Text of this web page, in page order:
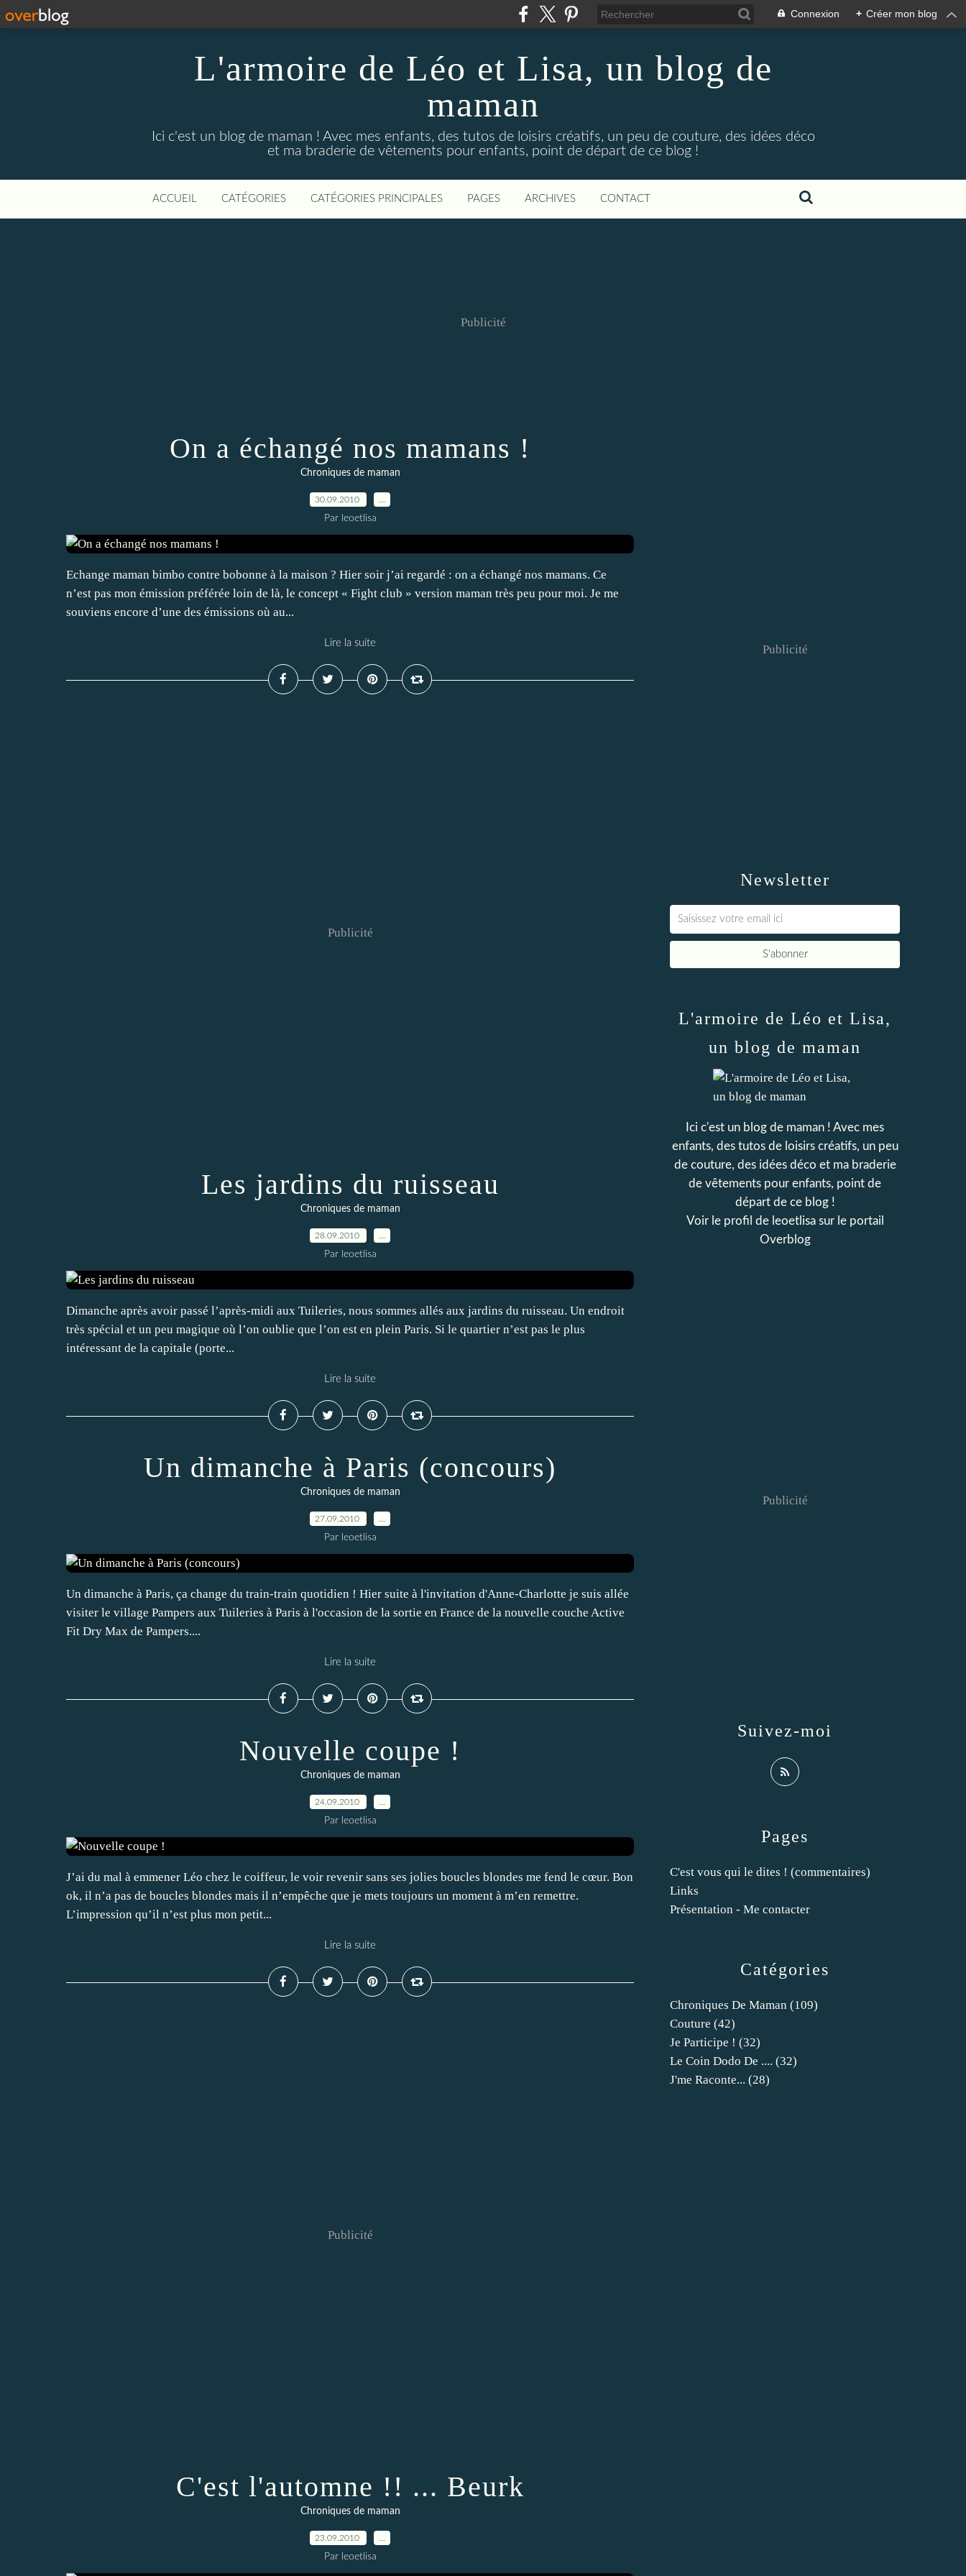
Connexion + Créer mon blog
L'armoire de Léo et Lisa, un blog de
maman
Ici c'est un blog de maman ! Avec mes enfants, des tutos de loisirs créatifs, un peu de couture, des idées déco
et ma braderie de vêtements pour enfants, point de départ de ce blog !
ACCUEIL CATÉGORIES CATÉGORIES PRINCIPALES PAGES ARCHIVES CONTACT
Publicité
On a échangé nos mamans !
Chroniques de maman
30.09.2010
Par leoetlisa
Echange maman bimbo contre bobonne à la maison ? Hier soir j’ai regardé : on a échangé nos mamans. Ce
n’est pas mon émission préférée loin de là, le concept « Fight club » version maman très peu pour moi. Je me
souviens encore d’une des émissions où au...
Lire la suite
Publicité
Les jardins du ruisseau
Chroniques de maman
28.09.2010
Par leoetlisa
Dimanche après avoir passé l’après-midi aux Tuileries, nous sommes allés aux jardins du ruisseau. Un endroit
très spécial et un peu magique où l’on oublie que l’on est en plein Paris. Si le quartier n’est pas le plus
intéressant de la capitale (porte...
Lire la suite
Un dimanche à Paris (concours)
Chroniques de maman
27.09.2010
Par leoetlisa
Un dimanche à Paris, ça change du train-train quotidien ! Hier suite à l'invitation d'Anne-Charlotte je suis allée
visiter le village Pampers aux Tuileries à Paris à l'occasion de la sortie en France de la nouvelle couche Active
Fit Dry Max de Pampers....
Lire la suite
Nouvelle coupe !
Chroniques de maman
24.09.2010
Par leoetlisa
J’ai du mal à emmener Léo chez le coiffeur, le voir revenir sans ses jolies boucles blondes me fend le cœur. Bon
ok, il n’a pas de boucles blondes mais il n’empêche que je mets toujours un moment à m’en remettre.
L’impression qu’il n’est plus mon petit...
Lire la suite
Publicité
C'est l'automne !! ... Beurk
Chroniques de maman
23.09.2010
Par leoetlisa
Newsletter
Publicité
Catégories
Chroniques De Maman (109)
Couture (42)
Je Participe ! (32)
Le Coin Dodo De .... (32)
J'me Raconte... (28)
Pages
C'est vous qui le dites ! (commentaires)
Links
Présentation - Me contacter
L'armoire de Léo et Lisa,
un blog de maman
Ici c'est un blog de maman ! Avec mes
enfants, des tutos de loisirs créatifs, un peu
de couture, des idées déco et ma braderie
de vêtements pour enfants, point de
départ de ce blog !
Voir le profil de leoetlisasur le portail
Overblog
Suivez-moi
Publicité